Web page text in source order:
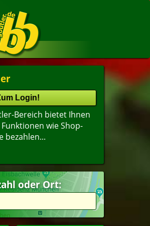
Bereich bietet Ihnen
wie Shop-
bezahlen...
oder Ort: